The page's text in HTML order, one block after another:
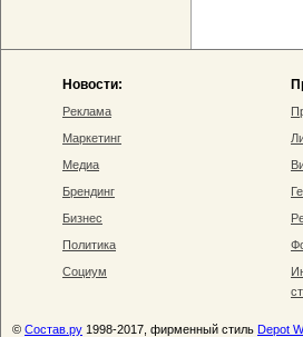
Новости:
Реклама
Маркетинг
Медиа
Брендинг
Бизнес
Политика
Социум
© Состав.ру 1998-2017, фирменный стиль Depot